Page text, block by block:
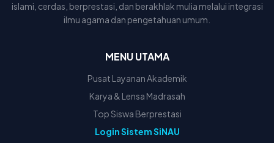
islami, cerdas, berprestasi, dan berakhlak mulia melalui integrasi
ilmu agama dan pengetahuan umum.
MENU UTAMA
Pusat Layanan Akademik
Karya & Lensa Madrasah
Top Siswa Berprestasi
Login Sistem SiNAU